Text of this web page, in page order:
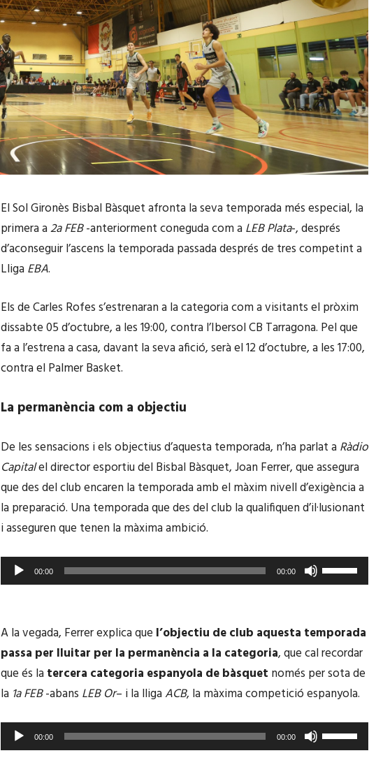
El Sol Gironès Bisbal Bàsquet afronta la seva temporada més especial, la
primera a2a FEB-anteriorment coneguda com a LEB Plata-, després
d’aconseguir l’ascens la temporada passada després de tres competint a
Lliga EBA.
Els de Carles Rofes s’estrenaran a la categoria com a visitants el pròxim
dissabte 05 d’octubre, a les 19:00, contra l’Ibersol CB Tarragona. Pel que
fa a l’estrena a casa, davant la seva afició, serà el 12 d’octubre, a les 17:00,
contra el Palmer Basket.
La permanència com a objectiu
De les sensacions i els objectius d’aquesta temporada, n’ha parlat a Ràdio
Capitalel director esportiu del Bisbal Bàsquet, Joan Ferrer, que assegura
que des del club encaren la temporada amb el màxim nivell d’exigència a
la preparació. Una temporada que des del club la qualifiquen d’il·lusionant
i asseguren que tenen la màxima ambició.
e
r
o
d
u
t
o
00:00 00:00
F
e
s
e
r
v
l
A la vegada, Ferrer explica que l’objectiu de club aquesta temporada
passa per lluitar per la permanència a la categoria, que cal recordar
que és la tercera categoria espanyola de bàsquet només per sota de
la 1a FEB-abans LEB Or– i la lligaACB, la màxima competició espanyola.
e
00:00 00:00
F
e